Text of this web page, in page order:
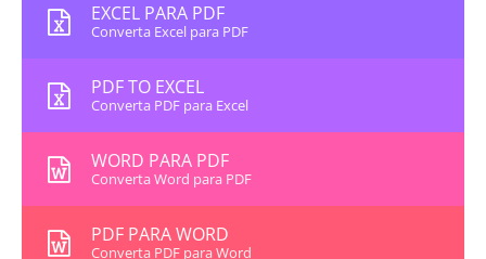
EXCEL PARA PDF
Converta Excel para PDF
PDF TO EXCEL
Converta PDF para Excel
WORD PARA PDF
Converta Word para PDF
PDF PARA WORD
Converta PDF para Word